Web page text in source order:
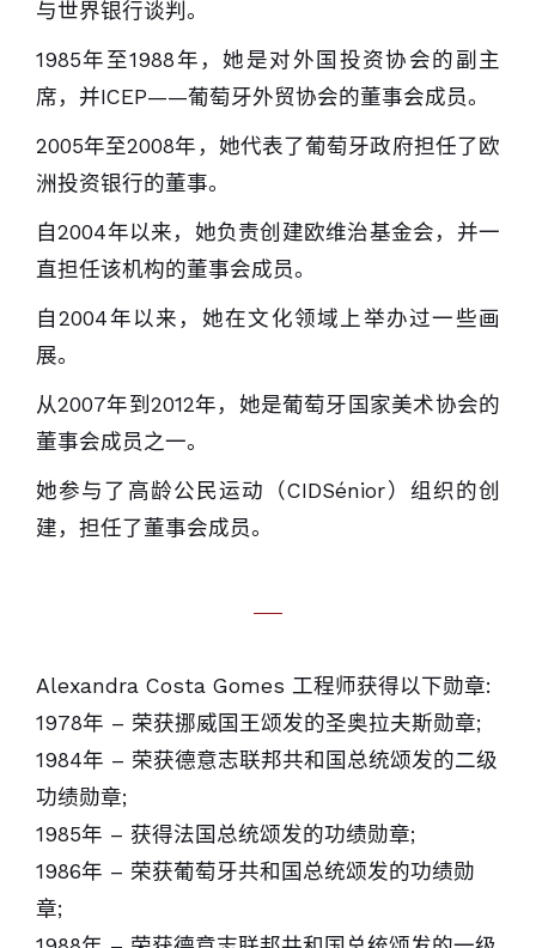
与世界银行谈判。
1985年至1988年，她是对外国投资协会的副主
席，并ICEP——葡萄牙外贸协会的董事会成员。
2005年至2008年，她代表了葡萄牙政府担任了欧
洲投资银行的董事。
自2004年以来，她负责创建欧维治基金会，并一
直担任该机构的董事会成员。
自2004年以来，她在文化领域上举办过一些画
展。
从2007年到2012年，她是葡萄牙国家美术协会的
董事会成员之一。
她参与了高龄公民运动（CIDSénior）组织的创
建，担任了董事会成员。
Alexandra Costa Gomes 工程师获得以下勋章:
1978年 – 荣获挪威国王颂发的圣奥拉夫斯勋章;
1984年 – 荣获德意志联邦共和国总统颂发的二级
功绩勋章;
1985年 – 获得法国总统颂发的功绩勋章;
1986年 – 荣获葡萄牙共和国总统颂发的功绩勋
章;